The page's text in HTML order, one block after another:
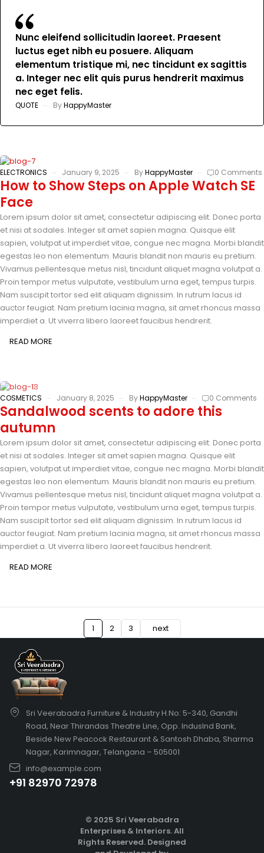
Nunc eleifend sollicitudin laoreet. Praesent
luctus eget nibh eu posuere. Aliquam
elementum tristique mi, nec tincidunt ex sagittis
a. Integer nec elit quis purus hendrerit maximus
nec eget felis.
QUOTE ByHappyMaster
ELECTRONICS January 9, 2025 ByHappyMaster 0 Comments
How to Show Steps on Apple Watch SE
Face
Lorem ipsum dolor sit amet, consectetur adipiscing elit. Donec porta
et nisi at sodales. Integer sit amet sapien magna. Quisque elit
sapien, volutpat ut imperdiet vitae, congue nec magna. Morbi blandit
egestas leo non elementum. Mauris blandit non mauris eu pretium.
Vivamus pellentesque metus nisl, tincidunt aliquet magna volutpat a.
Proin tempor metus vulputate, vestibulum urna eget, tempus turpis.
Nam suscipit tortor sed elit aliquam dignissim. In rutrum lacus id
auctor feugiat. Nam pretium lacinia magna, sit amet rhoncus massa
imperdiet a. Ut viverra libero laoreet faucibus hendrerit.
READ MORE
COSMETICS January 8, 2025 ByHappyMaster 0 Comments
Sandalwood scents to adore this
autumn
Lorem ipsum dolor sit amet, consectetur adipiscing elit. Donec porta
et nisi at sodales. Integer sit amet sapien magna. Quisque elit
sapien, volutpat ut imperdiet vitae, congue nec magna. Morbi blandit
egestas leo non elementum. Mauris blandit non mauris eu pretium.
Vivamus pellentesque metus nisl, tincidunt aliquet magna volutpat a.
Proin tempor metus vulputate, vestibulum urna eget, tempus turpis.
Nam suscipit tortor sed elit aliquam dignissim. In rutrum lacus id
auctor feugiat. Nam pretium lacinia magna, sit amet rhoncus massa
imperdiet a. Ut viverra libero laoreet faucibus hendrerit.
READ MORE
1 2 3 next
Sri Veerabadra Furniture & Industry H.No: 5-340, Gandhi
Road, Near Thirandas Theatre Line, Opp. IndusInd Bank,
Beside New Peacock Restaurant & Santosh Dhaba, Sharma
Nagar, Karimnagar, Telangana – 505001
info@example.com
+91 82970 72978
© 2025 Sri Veerabadra
Enterprises & Interiors. All
Rights Reserved. Designed